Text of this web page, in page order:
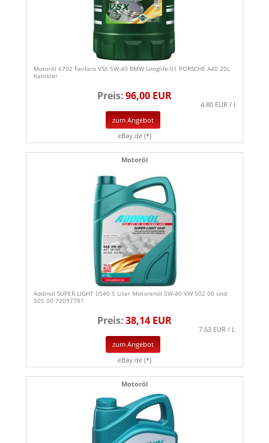
Motoröl 6702 Fanfaro VSX 5W-40 BMW Longlife-01 PORSCHE A40 20L
Kanister
Preis:96,00 EUR
4.80 EUR / l
zum Angebot
eBay.de (*)
Motoröl
Addinol SUPER LIGHT 0540 5 Liter Motorenöl 5W-40 VW 502 00 und
505 00 72097781
Preis:38,14 EUR
7.63 EUR / L
zum Angebot
eBay.de (*)
Motoröl